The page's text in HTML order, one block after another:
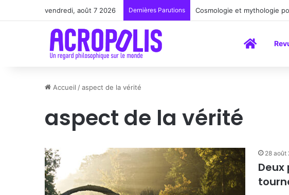
vendredi, août 7 2026 Dernières Parutions Renoir : la peinture comme
Accueil
Accueil /aspect de la vérité
aspect de la vérité
28 août
Deux